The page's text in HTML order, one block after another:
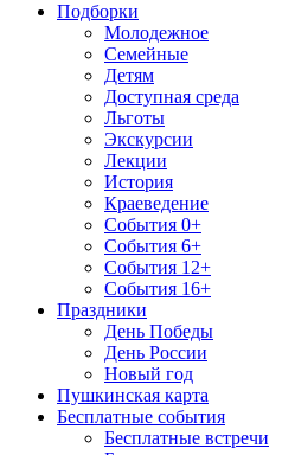
Подборки
Молодежное
Семейные
Детям
Доступная среда
Льготы
Экскурсии
Лекции
История
Краеведение
События 0+
События 6+
События 12+
События 16+
Праздники
День Победы
День России
Новый год
Пушкинская карта
Бесплатные события
Бесплатные встречи